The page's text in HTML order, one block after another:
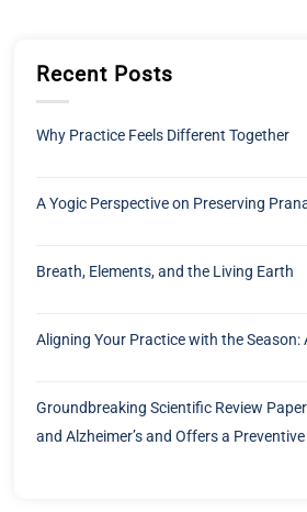
Recent Posts
Why Practice Feels Different Together
A Yogic Perspective on Preserving
Breath, Elements, and the Living Earth
Aligning Your Practice with the Season:
Groundbreaking Scientific Review
and Alzheimer’s and Offers a